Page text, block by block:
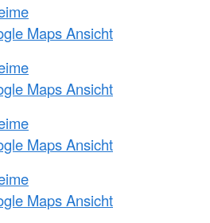
Maps Ansicht
Maps Ansicht
Maps Ansicht
Maps Ansicht